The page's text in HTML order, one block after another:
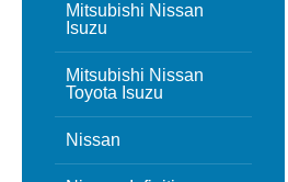
Mitsubishi Nissan
Isuzu
Mitsubishi Nissan
Toyota Isuzu
Nissan